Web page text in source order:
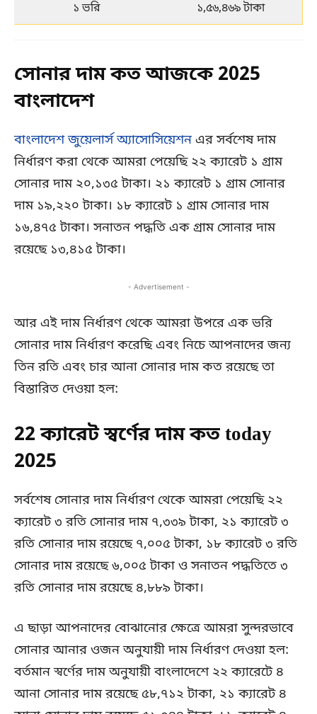
১ ভরি
১,৫৬,৪৬৯ টাকা
সোনার দাম কত আজকে 2025
বাংলাদেশ
বাংলাদেশ জুয়েলার্স অ্যাসোসিয়েশন এর সর্বশেষ দাম
নির্ধারণ করা থেকে আমরা পেয়েছি ২২ ক্যারেট ১ গ্রাম
সোনার দাম ২০,১৩৫ টাকা। ২১ ক্যারেট ১ গ্রাম সোনার
দাম ১৯,২২০ টাকা। ১৮ ক্যারেট ১ গ্রাম সোনার দাম
১৬,৪৭৫ টাকা। সনাতন পদ্ধতি এক গ্রাম সোনার দাম
রয়েছে ১৩,৪১৫ টাকা।
- Advertisement -
আর এই দাম নির্ধারণ থেকে আমরা উপরে এক ভরি
সোনার দাম নির্ধারণ করেছি এবং নিচে আপনাদের জন্য
তিন রতি এবং চার আনা সোনার দাম কত রয়েছে তা
বিস্তারিত দেওয়া হল:
22 ক্যারেট স্বর্ণের দাম কত today
2025
সর্বশেষ সোনার দাম নির্ধারণ থেকে আমরা পেয়েছি ২২
ক্যারেট ৩ রতি সোনার দাম ৭,৩৩৯ টাকা, ২১ ক্যারেট ৩
রতি সোনার দাম রয়েছে ৭,০০৫ টাকা, ১৮ ক্যারেট ৩ রতি
সোনার দাম রয়েছে ৬,০০৫ টাকা ও সনাতন পদ্ধতিতে ৩
রতি সোনার দাম রয়েছে ৪,৮৮৯ টাকা।
এ ছাড়া আপনাদের বোঝানোর ক্ষেত্রে আমরা সুন্দরভাবে
সোনার আনার ওজন অনুযায়ী দাম নির্ধারণ দেওয়া হল:
বর্তমান স্বর্ণের দাম অনুযায়ী বাংলাদেশে ২২ ক্যারেটে ৪
আনা সোনার দাম রয়েছে ৫৮,৭১২ টাকা, ২১ ক্যারেট ৪